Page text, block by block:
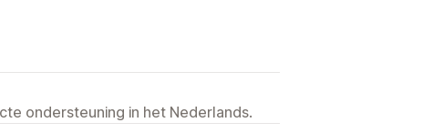
ondersteuning in het Nederlands.